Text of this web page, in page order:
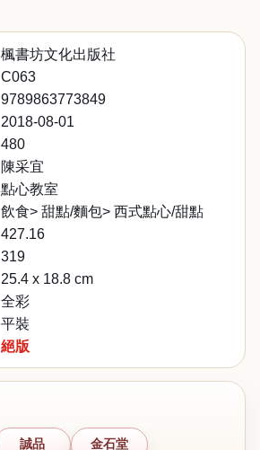
楓書坊文化出版社
C063
9789863773849
2018-08-01
480
陳采宜
點心教室
飲食> 甜點/麵包> 西式點心/甜點
427.16
319
25.4 x 18.8 cm
全彩
平裝
絕版
誠品 金石堂